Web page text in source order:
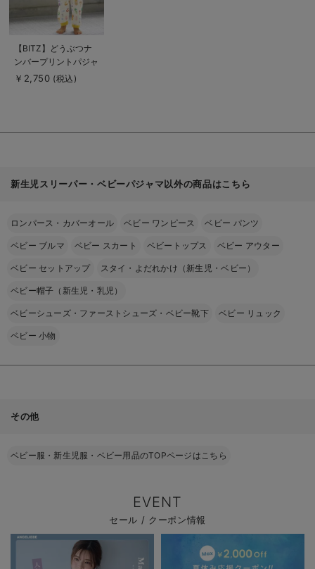
商
品
詳
細
を
【BITZ】どうぶつナ
ンバープリントパジャ
マ
￥2,750 (税込)
新生児スリーパー・ベビーパジャマ以外の商品はこちら
ロンパース・カバーオール ベビー ワンピース ベビー パンツ
ベビー ブルマ ベビー スカート ベビートップス ベビー アウター
ベビー セットアップ スタイ・よだれかけ（新生児・ベビー）
ベビー帽子（新生児・乳児）
ベビーシューズ・ファーストシューズ・ベビー靴下 ベビー リュック
ベビー 小物
その他
ベビー服・新生児服・ベビー用品のTOPページはこちら
EVENT
セール / クーポン情報